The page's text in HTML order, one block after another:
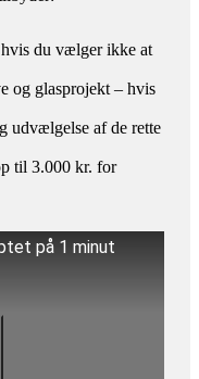
du vælger ikke at
og glasprojekt – hvis
udvælgelse af de rette
til 3.000 kr. for
på 1 minut